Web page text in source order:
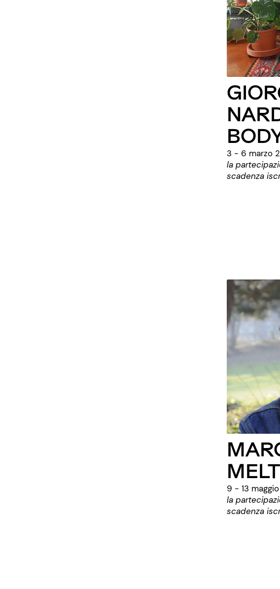
3 - 6 marzo
la
scadenza
9 - 13
la
scadenza